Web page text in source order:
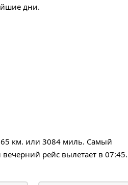
дни.
км. или 3084 миль. Самый
рейс вылетает в 07:45.